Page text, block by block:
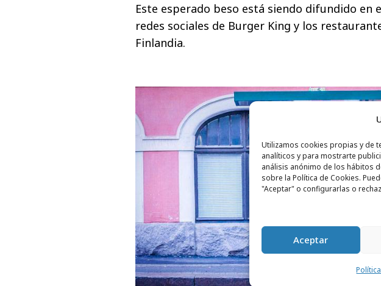
Utilizamos cookies propias y de
analíticos y para mostrarte
análisis anónimo de los hábitos
sobre la Política de Cookies.
"Aceptar" o configurarlas o
Aceptar
Este esperado beso está siendo difundido en
redes sociales de Burger King y los
Finlandia.